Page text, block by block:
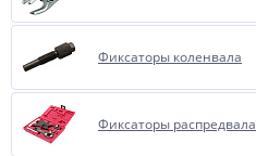
Фиксаторы коленвала
Фиксаторы распредвала